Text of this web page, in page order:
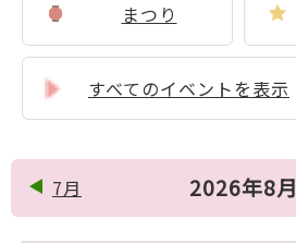
まつり
すべてのイベントを表示
2026年8月
7月